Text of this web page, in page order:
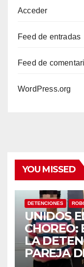
Acceder
Feed de entradas
Feed de
WordPress.org
YOU MISSED
DETENCIONES
UNIDOS
CHOREO:
LA
PAREJA